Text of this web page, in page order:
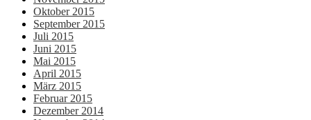
Oktober 2015
September 2015
Juli 2015
Juni 2015
Mai 2015
April 2015
März 2015
Februar 2015
Dezember 2014